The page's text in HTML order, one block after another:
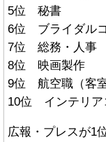
5位 秘書
6位 ブライダル
7位 総務・人事
8位 映画製作
9位 航空職（客室
10位 インテリア
広報・プレスが1